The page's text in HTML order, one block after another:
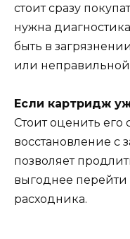
стоит сразу
нужна
быть в
или неправильной
Если картридж
Стоит оценить его
восстановление с
позволяет
выгоднее перейти
расходника.